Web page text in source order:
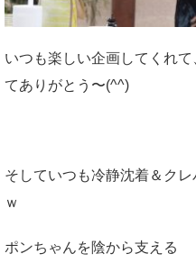
いつも楽しい企画してくれ
てありがとう〜(^^)
そしていつも冷静沈着＆ク
ｗ
ポンちゃんを陰から支える